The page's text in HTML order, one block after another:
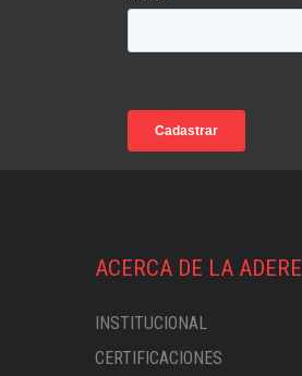
ACERCA DE LA ADERE
INSTITUCIONAL
CERTIFICACIONES